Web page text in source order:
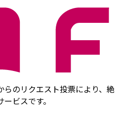
のリクエスト投票により、絶
ビスです。